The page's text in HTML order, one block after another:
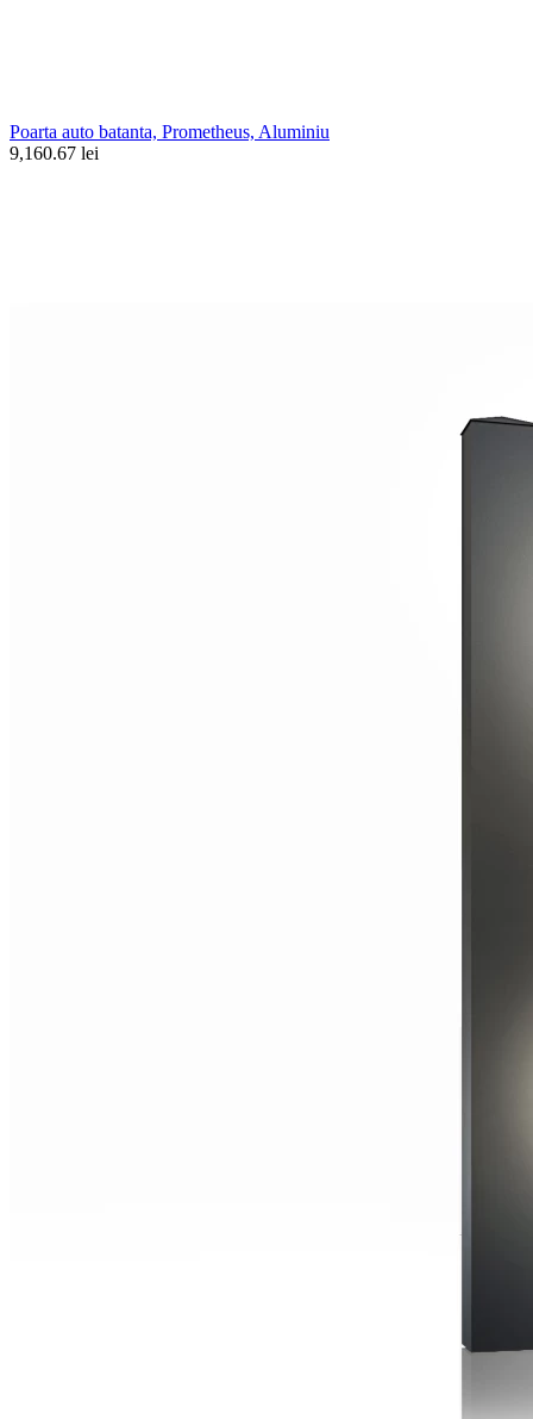
Poarta auto batanta, Prometheus, Aluminiu
9,160.67 lei